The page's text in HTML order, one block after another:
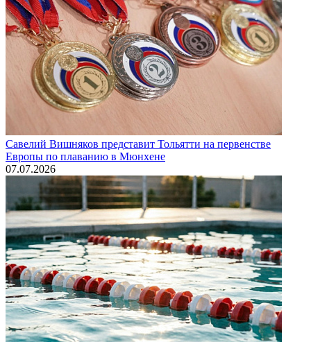
Савелий Вишняков представит Тольятти на первенстве
Европы по плаванию в Мюнхене
07.07.2026